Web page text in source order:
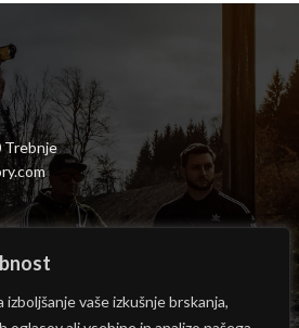
vaše izkušnje brskanja,
Trebnje